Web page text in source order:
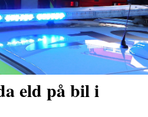
eld på bil i